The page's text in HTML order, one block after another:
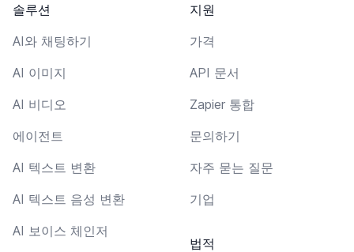
솔루션
AI와 채팅하기
AI 이미지
AI 비디오
에이전트
AI 텍스트 변환
AI 텍스트 음성 변환
AI 보이스 체인저
지원
가격
API 문서
Zapier 통합
문의하기
자주 묻는 질문
기업
법적